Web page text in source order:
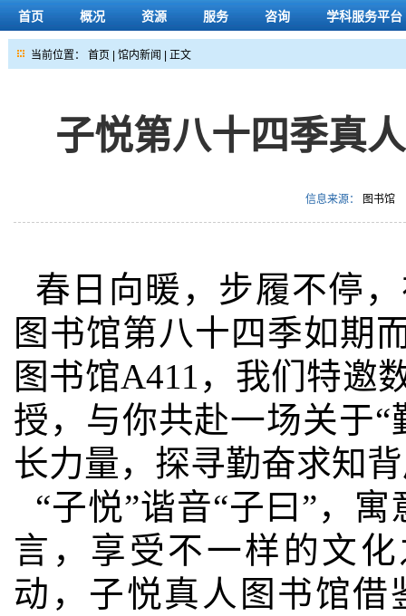
首页 概况 资源 服务 咨询 学科服务平台
当前位置： 首页 馆内新闻 | 正文
子悦第八十四季真
信息来源： 图书馆
春日向暖，步履不停
图书馆第八十四季如期
图书馆A411，我们特邀
授，与你共赴一场关于
长力量，探寻勤奋求知
“子悦”谐音“子曰”，
言，享受不一样的文
动，子悦真人图书馆借